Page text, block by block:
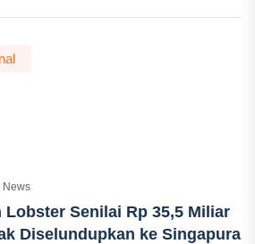
News
Lobster Senilai Rp 35,5 Miliar
Diselundupkan ke Singapura